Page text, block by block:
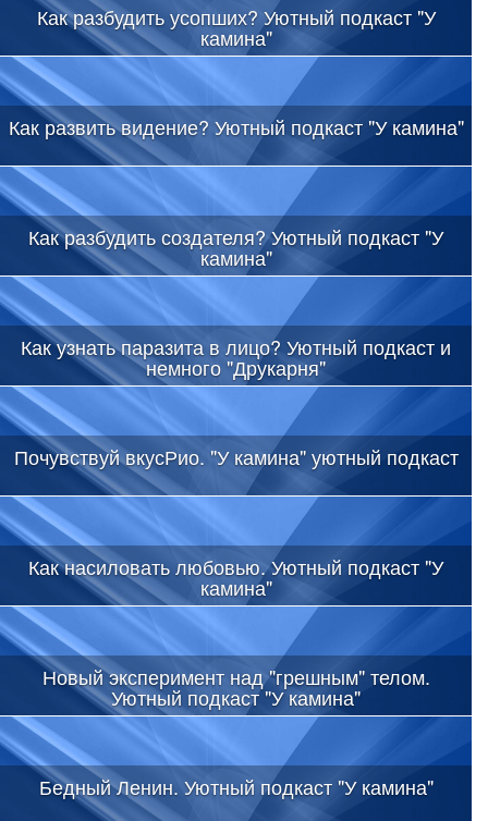
Как разбудить усопших? Уютный подкаст "У
камина"
Как развить видение? Уютный подкаст "У камина"
Как разбудить создателя? Уютный подкаст "У
камина"
Как узнать паразита в лицо? Уютный подкаст и
немного "Друкарня"
Почувствуй вкусРио. "У камина" уютный подкаст
Как насиловать любовью. Уютный подкаст "У
камина"
Новый эксперимент над "грешным" телом.
Уютный подкаст "У камина"
Бедный Ленин. Уютный подкаст "У камина"